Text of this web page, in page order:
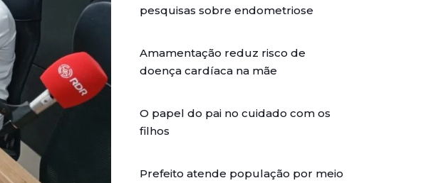
pesquisas sobre endometriose
Amamentação reduz risco de
doença cardíaca na mãe
O papel do pai no cuidado com os
filhos
Prefeito atende população por meio